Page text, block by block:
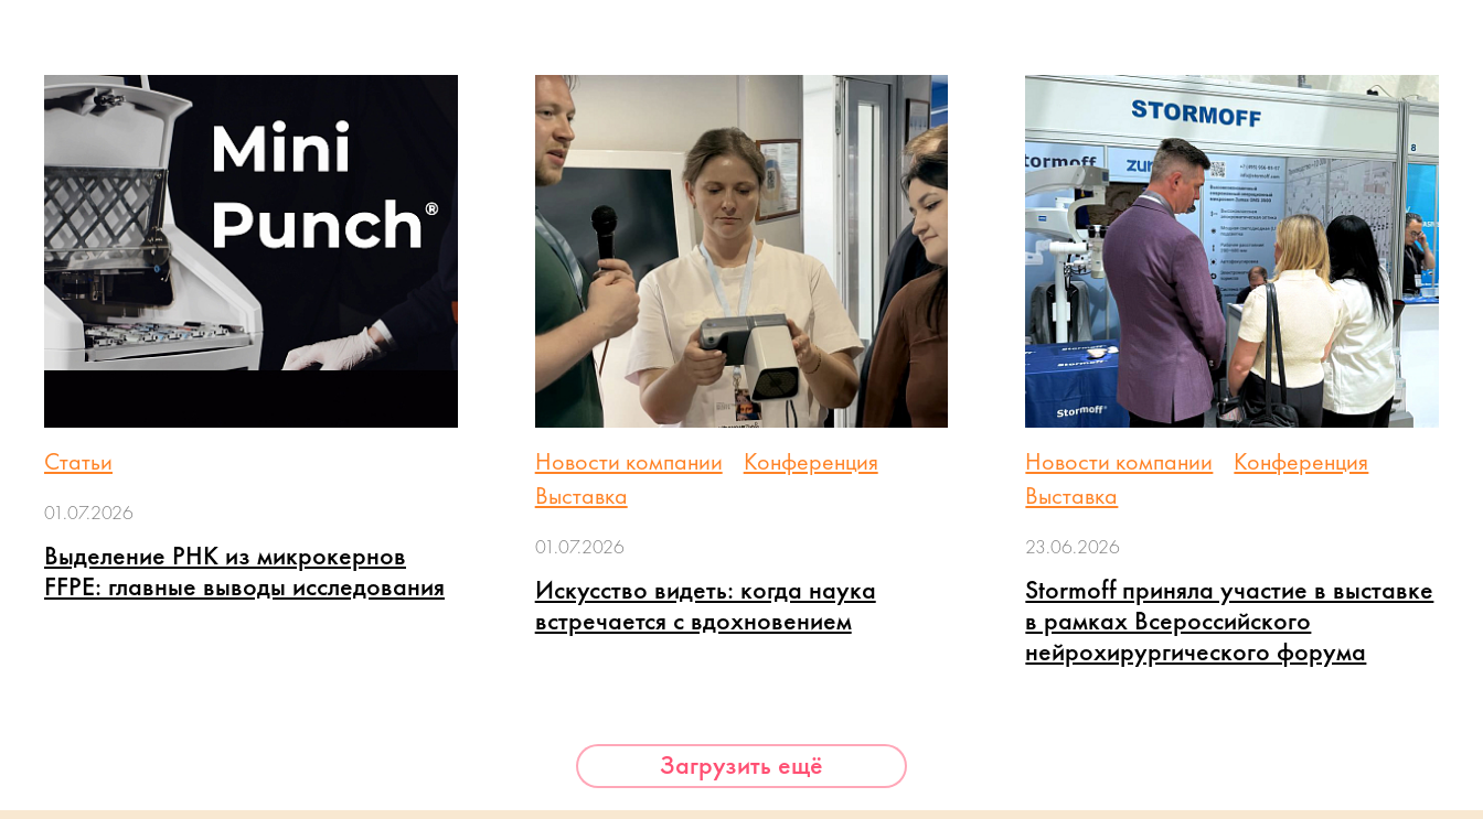
Статьи
01.07.2026
Выделение РНК из микрокернов
FFPE: главные выводы исследования
Новости компании
Конференция
Выставка
01.07.2026
Искусство видеть: когда наука
встречается с вдохновением
Новости компании
Конференция
Выставка
23.06.2026
Stormoff приняла участие в выставке
в рамках Всероссийского
нейрохирургического форума
Загрузить ещё